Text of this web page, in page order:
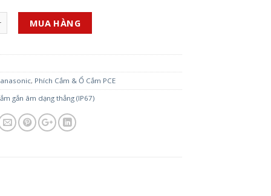
MUA HÀNG
, Phích Cắm & Ổ Cắm PCE
gắn âm dạng thẳng (IP67)